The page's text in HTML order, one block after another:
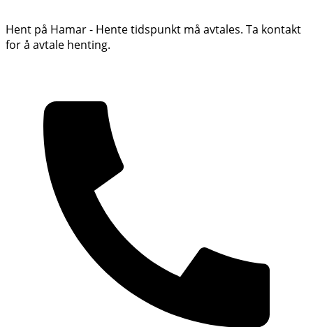
Hent på Hamar - Hente tidspunkt må avtales. Ta kontakt
for å avtale henting.